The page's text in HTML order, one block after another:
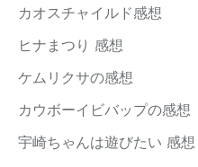
カオスチャイルド感想
ヒナまつり 感想
ケムリクサの感想
カウボーイビバップの感想
宇崎ちゃんは遊びたい 感想